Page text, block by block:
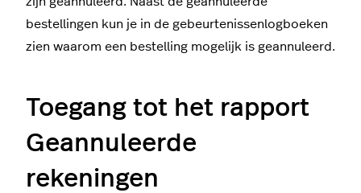
bestellingen kun je in de gebeurtenissenlogboeken
zien waarom een bestelling mogelijk is geannuleerd.
Toegang tot het rapport
Geannuleerde
rekeningen